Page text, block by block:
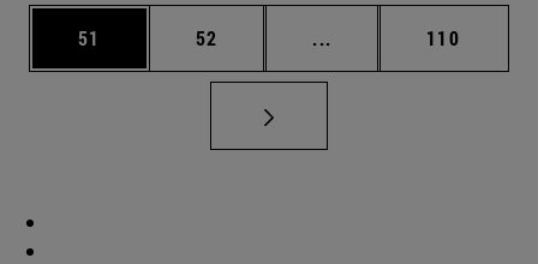
Página
51 Página
52 ... Páginas intermedias
Página
110